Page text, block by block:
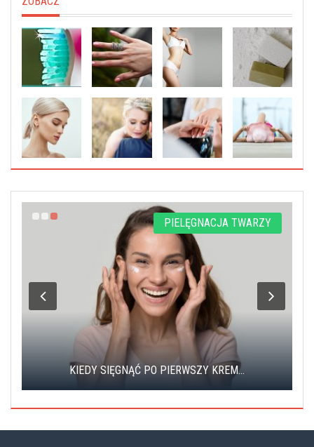
PIELĘGNACJA TWARZY
KIEDY SIĘGNĄĆ PO PIERWSZY KREM...